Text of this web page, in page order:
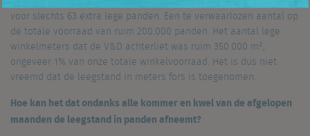
voor slechts 63 extra lege panden. Een te verwaarlozen aantal op
de totale voorraad van ruim 200.000 panden. Het aantal lege
winkelmeters dat de V&D achterliet was ruim 350.000 m²,
ongeveer 1% van onze totale winkelvoorraad. Het is dus niet
vreemd dat de leegstand in meters fors is toegenomen.
Hoe kan het dat ondanks alle kommer en kwel van de afgelopen
maanden de leegstand in panden afneemt?